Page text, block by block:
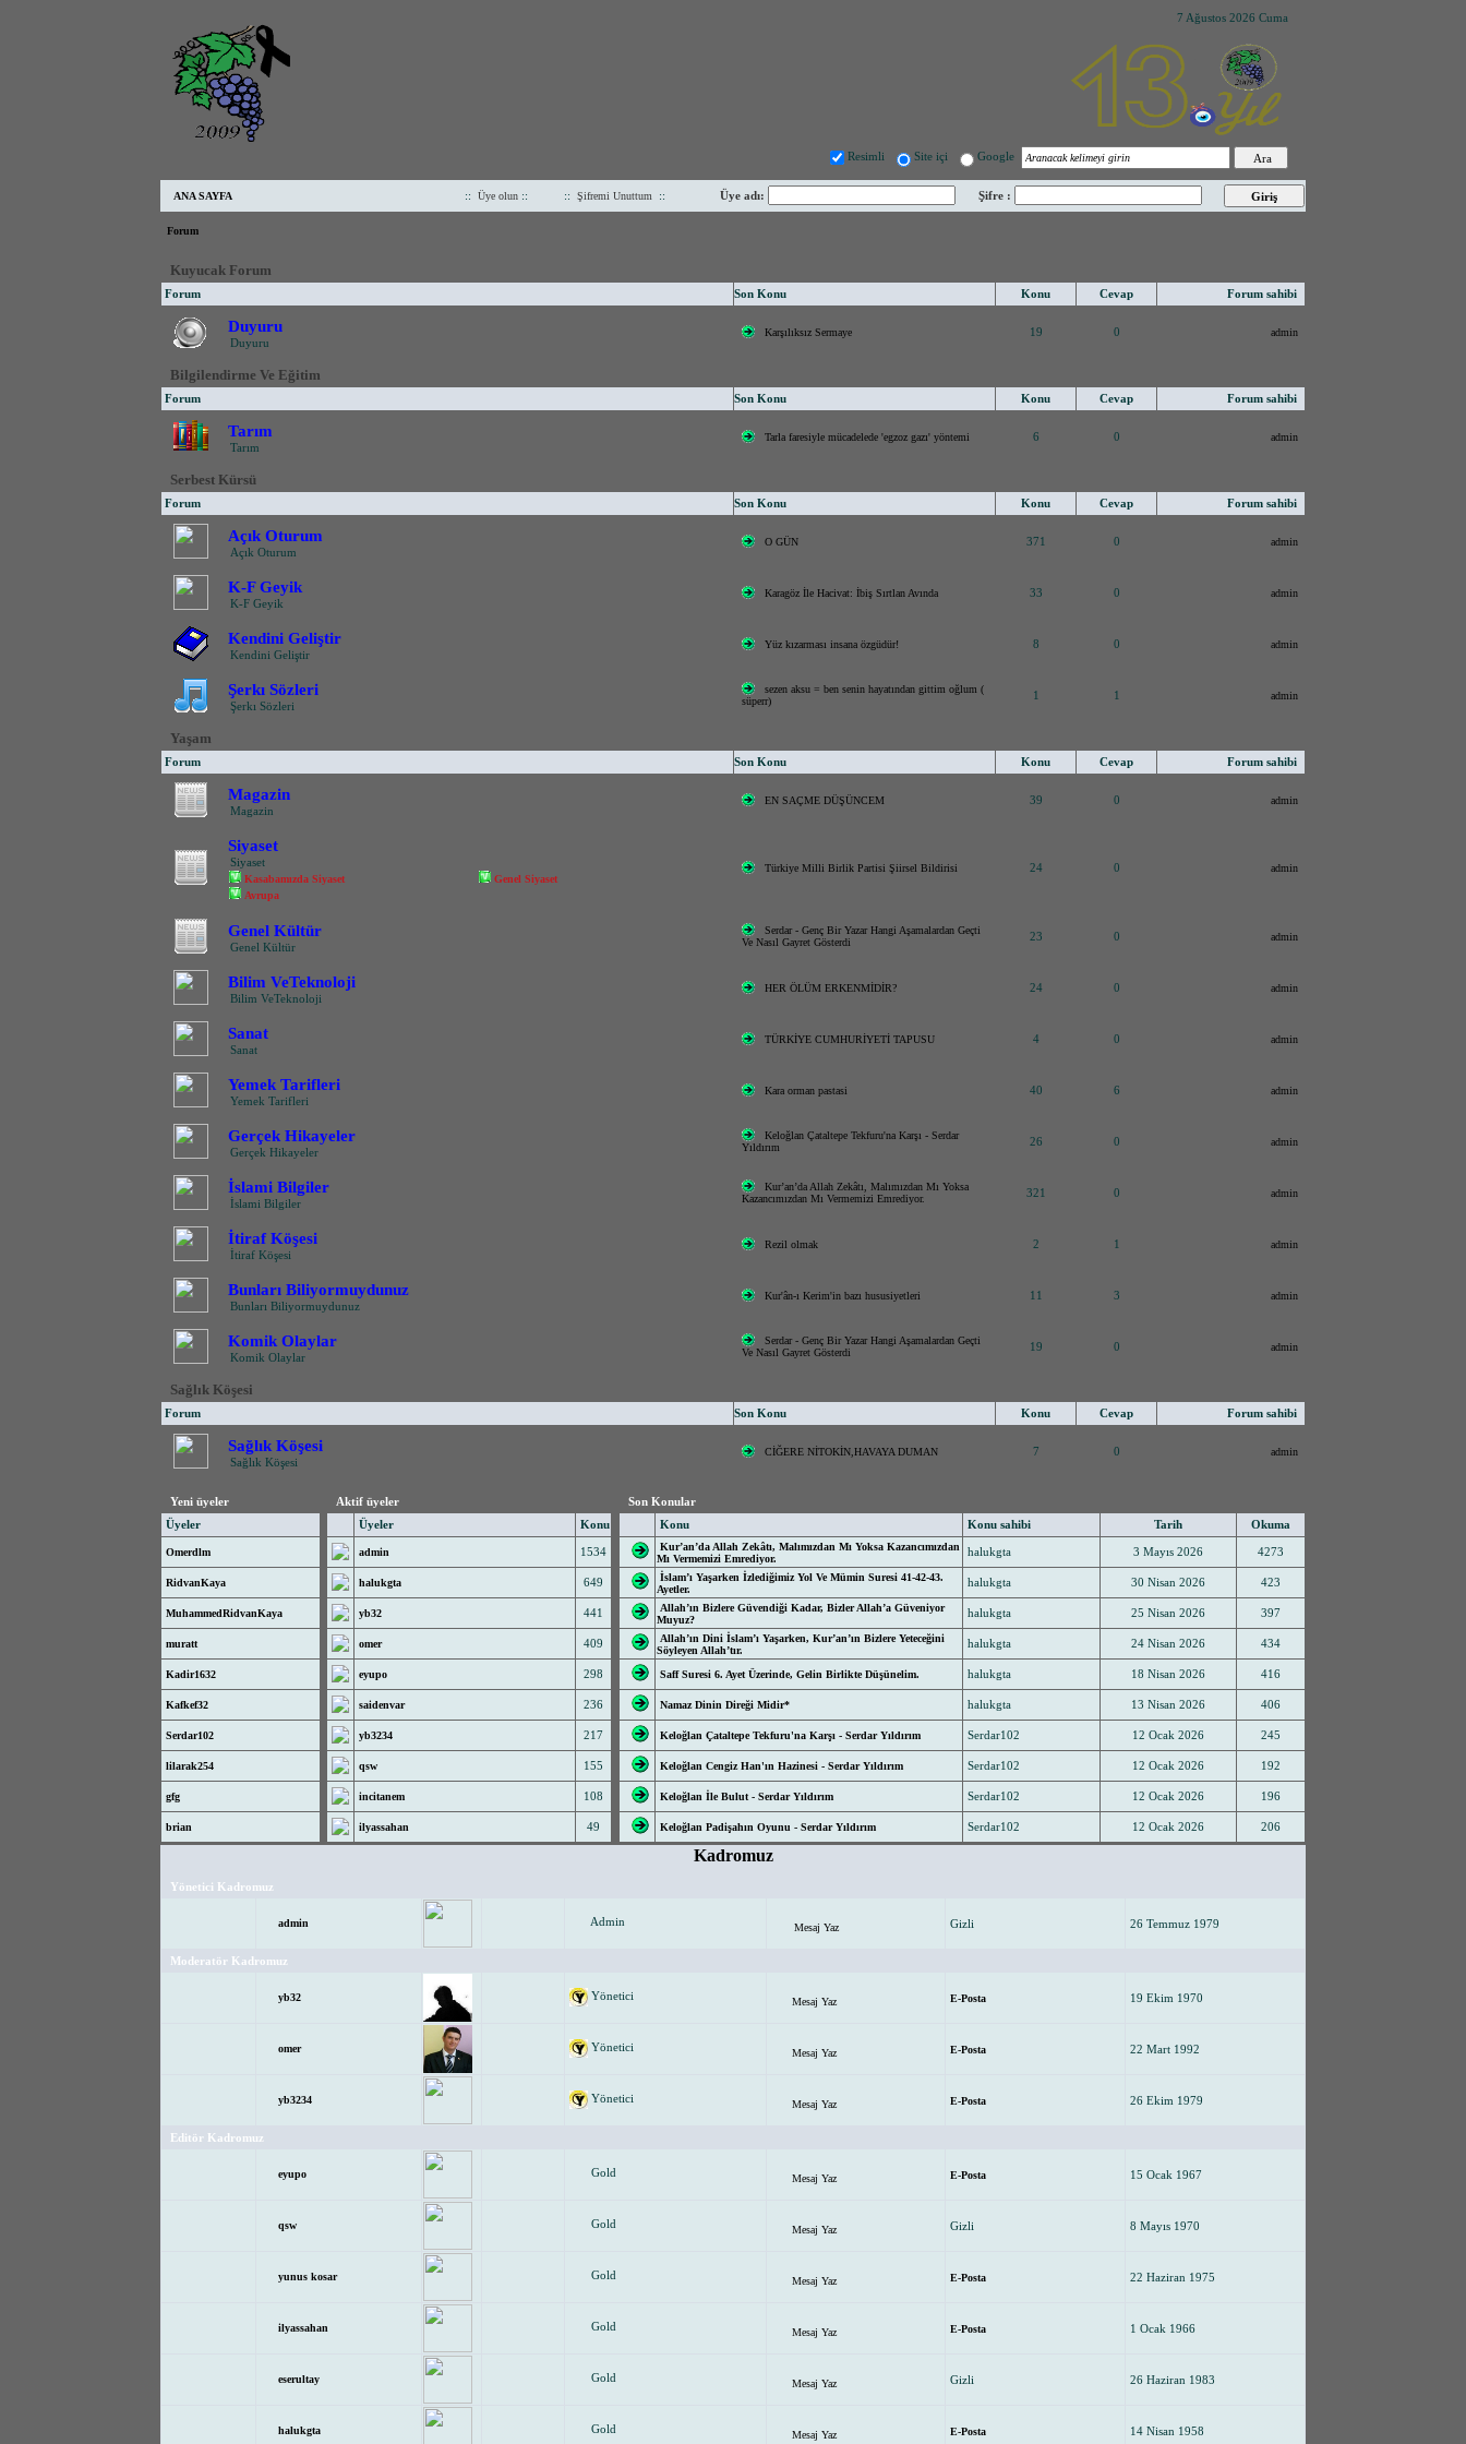
7 Ağustos 2026 Cuma
Resimli Site içi Google
ANA SAYFA :: Üye olun :: :: Şifremi Unuttum :: Üye adı: Şifre :
Forum
Kuyucak Forum
Forum Son Konu Konu Cevap Forum sahibi
Duyuru
Duyuru
Karşılıksız Sermaye 19 0 admin
Bilgilendirme Ve Eğitim
Forum Son Konu Konu Cevap Forum sahibi
Tarım
Tarım
Tarla faresiyle mücadelede 'egzoz gazı' yöntemi 6 0 admin
Serbest Kürsü
Forum Son Konu Konu Cevap Forum sahibi
Açık Oturum
Açık Oturum
O GÜN 371 0 admin
K-F Geyik
K-F Geyik
Karagöz İle Hacivat: İbiş Sırtlan Avında 33 0 admin
Kendini Geliştir
Kendini Geliştir
Yüz kızarması insana özgüdür! 8 0 admin
Şerkı Sözleri
Şerkı Sözleri
sezen aksu = ben senin hayatından gittim oğlum (
süperr)
1 1 admin
Yaşam
Forum Son Konu Konu Cevap Forum sahibi
Magazin
Magazin
EN SAÇME DÜŞÜNCEM 39 0 admin
Siyaset
Siyaset
Kasabamızda Siyaset
Genel Siyaset
Avrupa
Türkiye Milli Birlik Partisi Şiirsel Bildirisi 24 0 admin
Genel Kültür
Genel Kültür
Serdar - Genç Bir Yazar Hangi Aşamalardan Geçti
Ve Nasıl Gayret Gösterdi
23 0 admin
Bilim VeTeknoloji
Bilim VeTeknoloji
HER ÖLÜM ERKENMİDİR? 24 0 admin
Sanat
Sanat
TÜRKİYE CUMHURİYETİ TAPUSU 4 0 admin
Yemek Tarifleri
Yemek Tarifleri
Kara orman pastasi 40 6 admin
Gerçek Hikayeler
Gerçek Hikayeler
Keloğlan Çataltepe Tekfuru'na Karşı - Serdar
Yıldırım
26 0 admin
İslami Bilgiler
İslami Bilgiler
Kur’an’da Allah Zekâtı, Malımızdan Mı Yoksa
Kazancımızdan Mı Vermemizi Emrediyor.
321 0 admin
İtiraf Köşesi
İtiraf Köşesi
Rezil olmak 2 1 admin
Bunları Biliyormuydunuz
Bunları Biliyormuydunuz
Kur'ân-ı Kerim'in bazı hususiyetleri 11 3 admin
Komik Olaylar
Komik Olaylar
Serdar - Genç Bir Yazar Hangi Aşamalardan Geçti
Ve Nasıl Gayret Gösterdi
19 0 admin
Sağlık Köşesi
Forum Son Konu Konu Cevap Forum sahibi
Sağlık Köşesi
Sağlık Köşesi
CİĞERE NİTOKİN,HAVAYA DUMAN 7 0 admin
Yeni üyeler
Üyeler
Omerdlm
RidvanKaya
MuhammedRidvanKaya
muratt
Kadir1632
Kafkef32
Serdar102
lilarak254
gfg
brian
Aktif üyeler
Üyeler
Konu
admin 1534
halukgta 649
yb32 441
omer 409
eyupo 298
saidenvar 236
yb3234 217
qsw 155
incitanem 108
ilyassahan 49
Son Konular
Konu
Konu sahibi Tarih Okuma
Kur’an’da Allah Zekâtı, Malımızdan Mı Yoksa Kazancımızdan
Mı Vermemizi Emrediyor.
halukgta 3 Mayıs 2026 4273
İslam’ı Yaşarken İzlediğimiz Yol Ve Mümin Suresi 41-42-43.
Ayetler.
halukgta 30 Nisan 2026 423
Allah’ın Bizlere Güvendiği Kadar, Bizler Allah’a Güveniyor
Muyuz?
halukgta 25 Nisan 2026 397
Allah’ın Dini İslam’ı Yaşarken, Kur’an’ın Bizlere Yeteceğini
Söyleyen Allah’tır.
halukgta 24 Nisan 2026 434
Saff Suresi 6. Ayet Üzerinde, Gelin Birlikte Düşünelim. halukgta 18 Nisan 2026 416
Namaz Dinin Direği Midir* halukgta 13 Nisan 2026 406
Keloğlan Çataltepe Tekfuru'na Karşı - Serdar Yıldırım Serdar102 12 Ocak 2026 245
Keloğlan Cengiz Han'ın Hazinesi - Serdar Yıldırım Serdar102 12 Ocak 2026 192
Keloğlan İle Bulut - Serdar Yıldırım Serdar102 12 Ocak 2026 196
Keloğlan Padişahın Oyunu - Serdar Yıldırım Serdar102 12 Ocak 2026 206
Kadromuz
Yönetici Kadromuz
admin Admin Mesaj Yaz Gizli 26 Temmuz 1979
Moderatör Kadromuz
yb32 Yönetici Mesaj Yaz E-Posta 19 Ekim 1970
omer Yönetici Mesaj Yaz E-Posta 22 Mart 1992
yb3234 Yönetici Mesaj Yaz E-Posta 26 Ekim 1979
Editör Kadromuz
eyupo Gold Mesaj Yaz E-Posta 15 Ocak 1967
qsw Gold Mesaj Yaz Gizli 8 Mayıs 1970
yunus kosar Gold Mesaj Yaz E-Posta 22 Haziran 1975
ilyassahan Gold Mesaj Yaz E-Posta 1 Ocak 1966
eserultay Gold Mesaj Yaz Gizli 26 Haziran 1983
halukgta Gold Mesaj Yaz E-Posta 14 Nisan 1958